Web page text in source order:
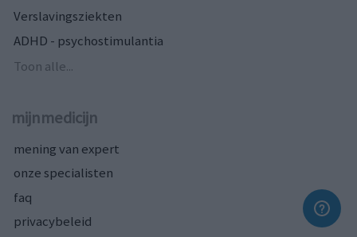
Verslavingsziekten
ADHD - psychostimulantia
Toon alle...
mijnmedicijn
mening van expert
onze specialisten
faq
privacybeleid